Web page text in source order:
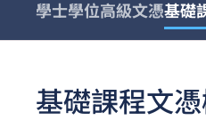
學士學位高級文憑基礎
基礎課程文